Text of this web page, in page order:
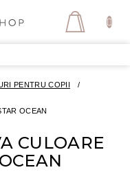
COŞ
PENTRU COPII
/
OCEAN
CULOARE